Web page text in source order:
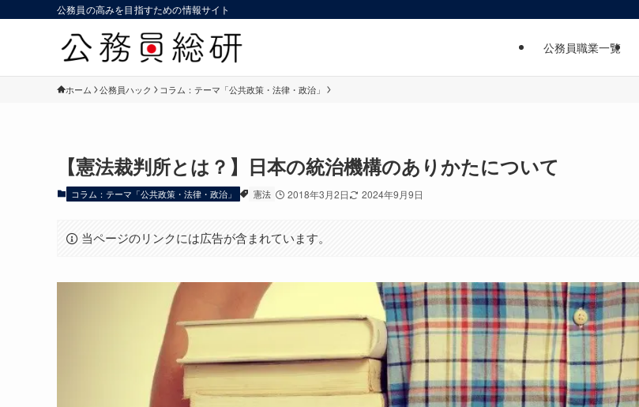
公務員の高みを目指すための情報サイト
公務員職業一覧
ホーム 公務員ハック コラム：テーマ「公共政策・法律・政治」
【憲法裁判所とは？】日本の統治機構のありかたについて
コラム：テーマ「公共政策・法律・政治」 憲法 2018年3月2日 2024年9月9日
当ページのリンクには広告が含まれています。